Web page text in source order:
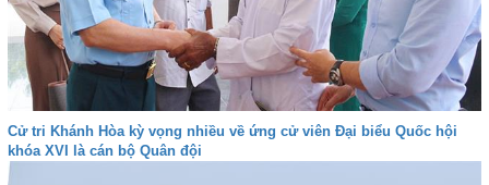
Cử tri Khánh Hòa kỳ vọng nhiều về ứng cử viên Đại biểu Quốc hội
khóa XVI là cán bộ Quân đội